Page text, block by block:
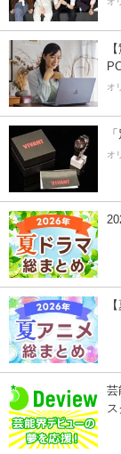
オ
オ
芸